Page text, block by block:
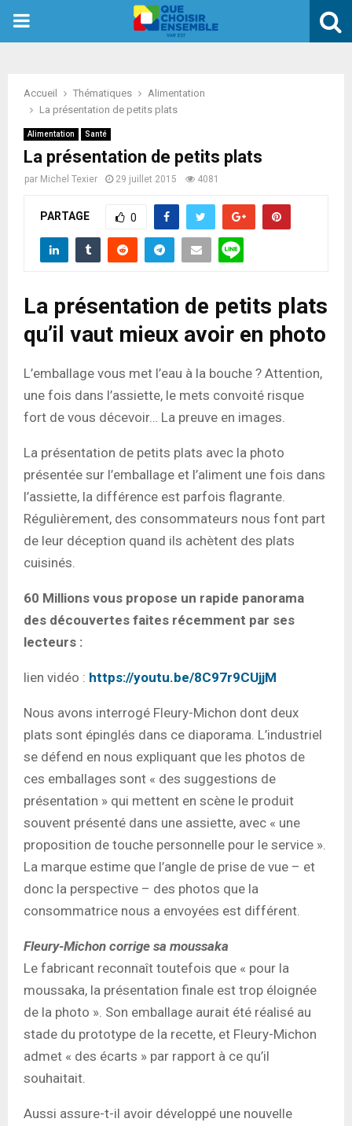
PRIMARY
Accueil Thématiques
Alimentation
La présentation de petits plats
Alimentation Santé
La présentation de petits plats
par Michel Texier 29 juillet 2015 4081
PARTAGE 0
La présentation de petits plats
qu’il vaut mieux avoir en photo
L’emballage vous met l’eau à la bouche ? Attention,
une fois dans l’assiette, le mets convoité risque
fort de vous décevoir… La preuve en images.
La présentation de petits plats avec la photo
présentée sur l’emballage et l’aliment une fois dans
l’assiette, la différence est parfois flagrante.
Régulièrement, des consommateurs nous font part
de leur déception quand ils achètent des plats
cuisinés.
60 Millions vous propose un rapide panorama
des découvertes faites récemment par ses
lecteurs :
lien vidéo : https://youtu.be/8C97r9CUjjM
Nous avons interrogé Fleury-Michon dont deux
plats sont épinglés dans ce diaporama. L’industriel
se défend en nous expliquant que les photos de
ces emballages sont « des suggestions de
présentation » qui mettent en scène le produit
souvent présenté dans une assiette, avec « une
proposition de touche personnelle pour le service ».
La marque estime que l’angle de prise de vue – et
donc la perspective – des photos que la
consommatrice nous a envoyées est différent.
Fleury-Michon corrige sa moussaka
Le fabricant reconnaît toutefois que « pour la
moussaka, la présentation finale est trop éloignée
de la photo ». Son emballage aurait été réalisé au
stade du prototype de la recette, et Fleury-Michon
admet « des écarts » par rapport à ce qu’il
souhaitait.
Aussi assure-t-il avoir développé une nouvelle